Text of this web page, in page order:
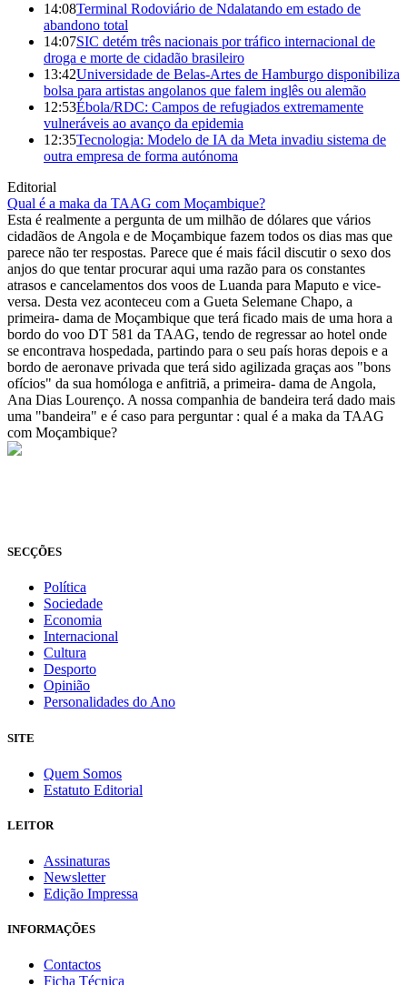
14:08Terminal Rodoviário de Ndalatando em estado de
abandono total
14:07SIC detém três nacionais por tráfico internacional de
droga e morte de cidadão brasileiro
13:42Universidade de Belas-Artes de Hamburgo disponibiliza
bolsa para artistas angolanos que falem inglês ou alemão
12:53Ébola/RDC: Campos de refugiados extremamente
vulneráveis ao avanço da epidemia
12:35Tecnologia: Modelo de IA da Meta invadiu sistema de
outra empresa de forma autónoma
Editorial
Qual é a maka da TAAG com Moçambique?
Esta é realmente a pergunta de um milhão de dólares que vários
cidadãos de Angola e de Moçambique fazem todos os dias mas que
parece não ter respostas. Parece que é mais fácil discutir o sexo dos
anjos do que tentar procurar aqui uma razão para os constantes
atrasos e cancelamentos dos voos de Luanda para Maputo e vice-
versa. Desta vez aconteceu com a Gueta Selemane Chapo, a
primeira- dama de Moçambique que terá ficado mais de uma hora a
bordo do voo DT 581 da TAAG, tendo de regressar ao hotel onde
se encontrava hospedada, partindo para o seu país horas depois e a
bordo de aeronave privada que terá sido agilizada graças aos "bons
ofícios" da sua homóloga e anfitriã, a primeira- dama de Angola,
Ana Dias Lourenço. A nossa companhia de bandeira terá dado mais
uma "bandeira" e é caso para perguntar : qual é a maka da TAAG
com Moçambique?
SECÇÕES
Política
Sociedade
Economia
Internacional
Cultura
Desporto
Opinião
Personalidades do Ano
SITE
Quem Somos
Estatuto Editorial
LEITOR
Assinaturas
Newsletter
Edição Impressa
INFORMAÇÕES
Contactos
Ficha Técnica